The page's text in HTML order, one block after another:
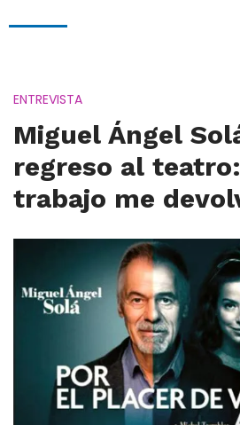
ENTREVISTA
Miguel Ángel
regreso al
trabajo me